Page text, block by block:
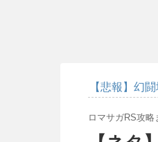
【悲報】幻
ロマサガRS攻略